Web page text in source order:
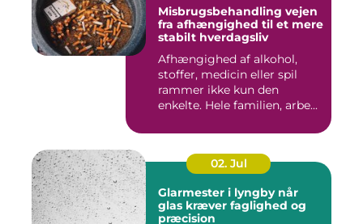
Misbrugsbehandling vejen
fra afhængighed til et mere
stabilt hverdagsliv
Afhængighed af alkohol,
stoffer, medicin eller spil
rammer ikke kun den
enkelte. Hele familien, arbe...
02. Jul
Glarmester i lyngby når
glas kræver faglighed og
præcision